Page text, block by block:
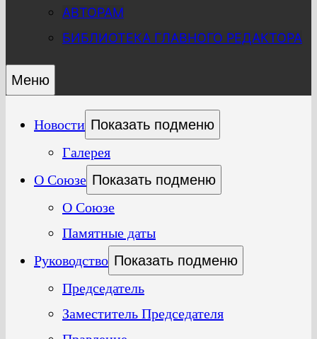
АВТОРАМ
БИБЛИОТЕКА ГЛАВНОГО РЕДАКТОРА
Меню
Новости Показать подменю
Галерея
О Союзе Показать подменю
О Союзе
Памятные даты
Руководство Показать подменю
Председатель
Заместитель Председателя